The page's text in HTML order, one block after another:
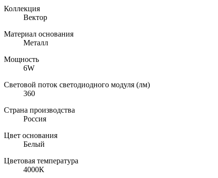
Коллекция
Вектор
Материал основания
Металл
Мощность
6W
Световой поток светодиодного модуля (лм)
360
Страна производства
Россия
Цвет основания
Белый
Цветовая температура
4000К